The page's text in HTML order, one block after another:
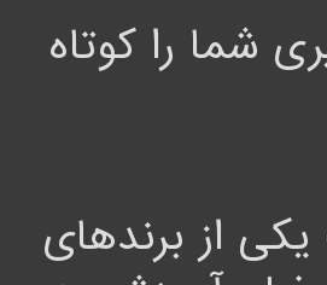
شما را کوتاه
یکی از برندهای